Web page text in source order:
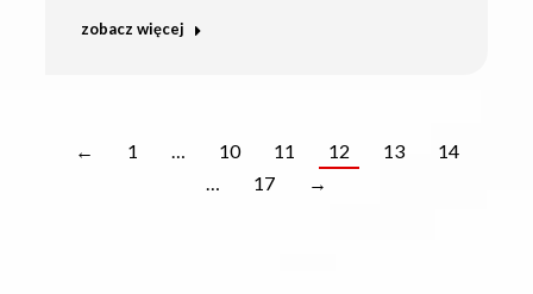
zobacz więcej
← 1 10 11 12 13
14
17 →